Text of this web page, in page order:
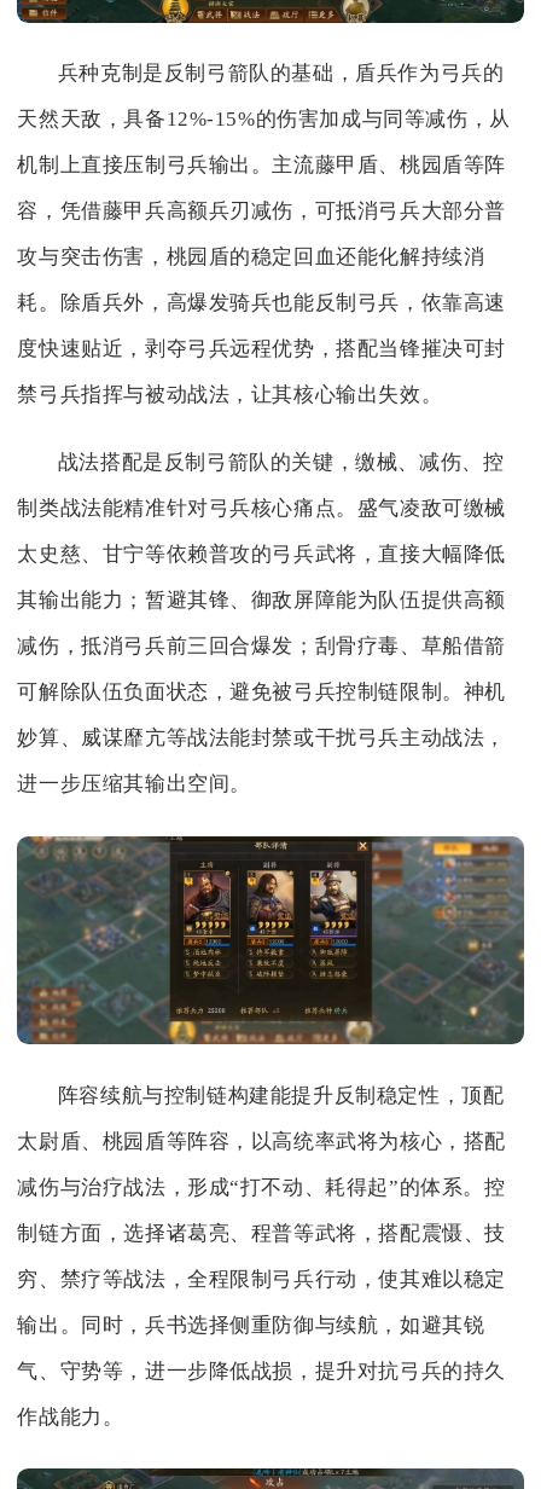
兵种克制是反制弓箭队的基础，盾兵作为弓兵的
天然天敌，具备12%-15%的伤害加成与同等减伤，从
机制上直接压制弓兵输出。主流藤甲盾、桃园盾等阵
容，凭借藤甲兵高额兵刃减伤，可抵消弓兵大部分普
攻与突击伤害，桃园盾的稳定回血还能化解持续消
耗。除盾兵外，高爆发骑兵也能反制弓兵，依靠高速
度快速贴近，剥夺弓兵远程优势，搭配当锋摧决可封
禁弓兵指挥与被动战法，让其核心输出失效。
战法搭配是反制弓箭队的关键，缴械、减伤、控
制类战法能精准针对弓兵核心痛点。盛气凌敌可缴械
太史慈、甘宁等依赖普攻的弓兵武将，直接大幅降低
其输出能力；暂避其锋、御敌屏障能为队伍提供高额
减伤，抵消弓兵前三回合爆发；刮骨疗毒、草船借箭
可解除队伍负面状态，避免被弓兵控制链限制。神机
妙算、威谋靡亢等战法能封禁或干扰弓兵主动战法，
进一步压缩其输出空间。
阵容续航与控制链构建能提升反制稳定性，顶配
太尉盾、桃园盾等阵容，以高统率武将为核心，搭配
减伤与治疗战法，形成“打不动、耗得起”的体系。控
制链方面，选择诸葛亮、程普等武将，搭配震慑、技
穷、禁疗等战法，全程限制弓兵行动，使其难以稳定
输出。同时，兵书选择侧重防御与续航，如避其锐
气、守势等，进一步降低战损，提升对抗弓兵的持久
作战能力。